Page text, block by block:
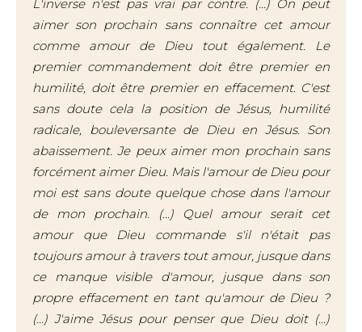
L'inverse n'est pas vrai par contre. (...) On peut
aimer son prochain sans connaître cet amour
comme amour de Dieu tout également. Le
premier commandement doit être premier en
humilité, doit être premier en effacement. C'est
sans doute cela la position de Jésus, humilité
radicale, bouleversante de Dieu en Jésus. Son
abaissement. Je peux aimer mon prochain sans
forcément aimer Dieu. Mais l'amour de Dieu pour
moi est sans doute quelque chose dans l'amour
de mon prochain. (...) Quel amour serait cet
amour que Dieu commande s'il n'était pas
toujours amour à travers tout amour, jusque dans
ce manque visible d'amour, jusque dans son
propre effacement en tant qu'amour de Dieu ?
(...) J'aime Jésus pour penser que Dieu doit (...)